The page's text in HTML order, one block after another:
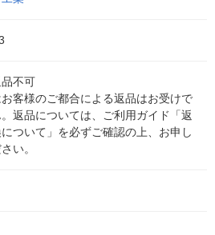
不可
客様のご都合による返品はお受けで
返品については、ご利用ガイド「返
ついて」を必ずご確認の上、お申し
い。